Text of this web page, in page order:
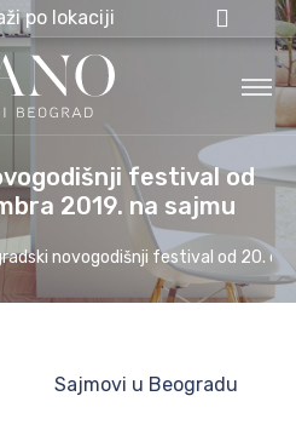
po lokaciji
festival od
2019. na sajmu
novogodišnji festival od 20. do
Sajmovi u Beogradu